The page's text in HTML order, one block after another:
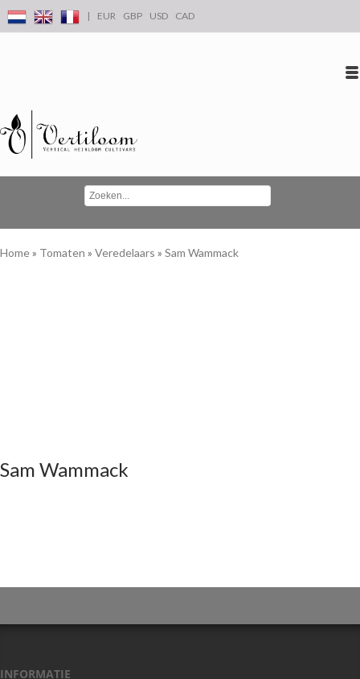
| EUR GBP USD CAD
Home» Tomaten » Veredelaars » Sam Wammack
Sam Wammack
INFORMATIE